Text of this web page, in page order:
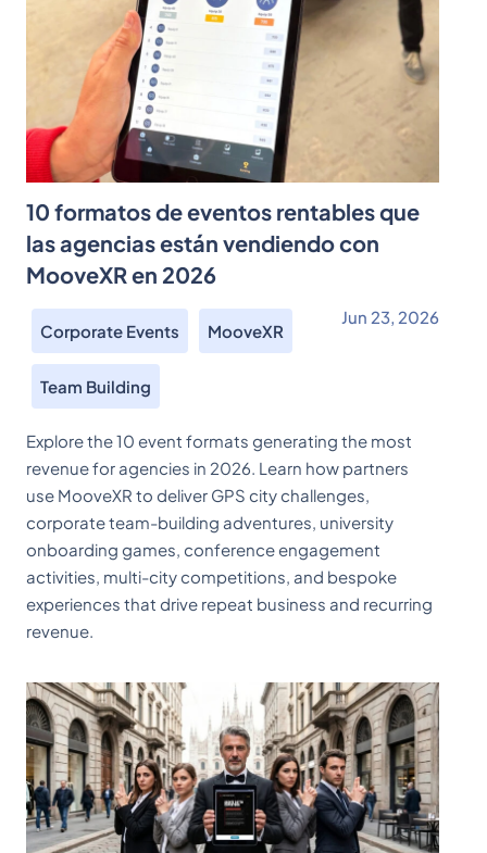
10 formatos de eventos rentables que
las agencias están vendiendo con
MooveXR en 2026
Corporate Events MooveXR
Team Building
Jun 23, 2026
Explore the 10 event formats generating the most
revenue for agencies in 2026. Learn how partners
use MooveXR to deliver GPS city challenges,
corporate team-building adventures, university
onboarding games, conference engagement
activities, multi-city competitions, and bespoke
experiences that drive repeat business and recurring
revenue.